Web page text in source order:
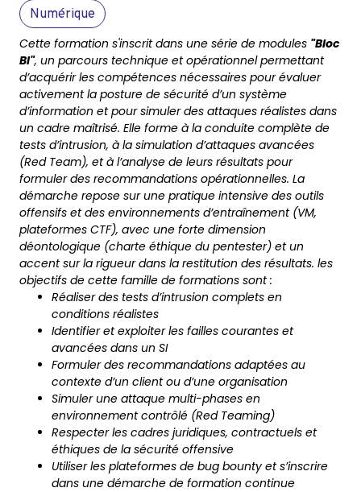
Numérique
Cette formation s'inscrit dans une série de modules "Bloc
BI", un parcours technique et opérationnel permettant
d’acquérir les compétences nécessaires pour évaluer
activement la posture de sécurité d’un système
d’information et pour simuler des attaques réalistes dans
un cadre maîtrisé. Elle forme à la conduite complète de
tests d’intrusion, à la simulation d’attaques avancées
(Red Team), et à l’analyse de leurs résultats pour
formuler des recommandations opérationnelles. La
démarche repose sur une pratique intensive des outils
offensifs et des environnements d’entraînement (VM,
plateformes CTF), avec une forte dimension
déontologique (charte éthique du pentester) et un
accent sur la rigueur dans la restitution des résultats. les
objectifs de cette famille de formations sont :
Réaliser des tests d’intrusion complets en
conditions réalistes
Identifier et exploiter les failles courantes et
avancées dans un SI
Formuler des recommandations adaptées au
contexte d’un client ou d’une organisation
Simuler une attaque multi-phases en
environnement contrôlé (Red Teaming)
Respecter les cadres juridiques, contractuels et
éthiques de la sécurité offensive
Utiliser les plateformes de bug bounty et s’inscrire
dans une démarche de formation continue